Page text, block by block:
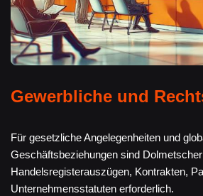
Gewerbliche und
Für gesetzliche Angelegenheiten und
Geschäftsbeziehungen sind
Handelsregisterauszügen, Kontrakten,
Unternehmensstatuten erforderlich.